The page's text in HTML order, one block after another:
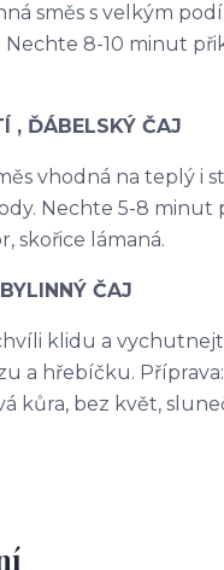
směs s velkým
8-10 minut
, ĎÁBELSKÝ ČAJ
vhodná na teplý i
Nechte 5-8
skořice lámaná.
ČAJ
klidu a
a hřebíčku.
kůra, bez květ,